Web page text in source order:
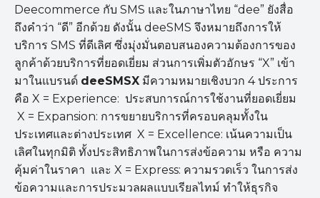
Deecommerce กับ SMS และในภาษาไทย “dee” ยังสื่อ
ถึงคำว่า “ดี” อีกด้วย ดังนั้น deeSMS จึงหมายถึงการให้
บริการ SMS ที่ดีเลิศ ซึ่งมุ่งมั่นตอบสนองความต้องการของ
ลูกค้าด้วยบริการที่ยอดเยี่ยม ส่วนการเพิ่มตัวอักษร “X” เข้า
มาในแบรนด์ deeSMSX มีความหมายเชิงบวก 4 ประการ
คือ X = Experience: ประสบการณ์การใช้งานที่ยอดเยี่ยม
X = Expansion: การขยายบริการที่ครอบคลุมทั้งใน
ประเทศและต่างประเทศ X = Excellence: เน้นความเป็น
เลิศในทุกมิติ ทั้งประสิทธิภาพในการส่งข้อความ หรือ ความ
คุ้มค่าในราคา และ X = Express: ความรวดเร็ว ในการส่ง
ข้อความและการประมวลผลแบบเรียลไทม์ ทำให้ธุรกิจ